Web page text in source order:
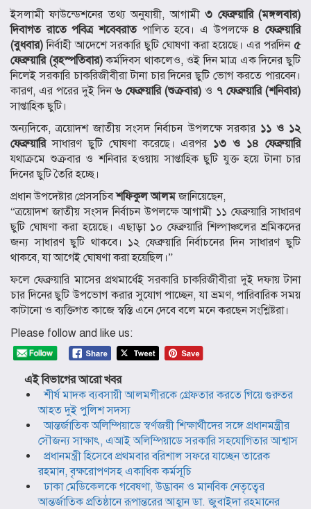
ইসলামী ফাউন্ডেশনের তথ্য অনুযায়ী, আগামী৩ ফেব্রুয়ারি (মঙ্গলবার)
দিবাগত রাতে পবিত্র শবেবরাতপালিত হবে। এ উপলক্ষে৪ ফেব্রুয়ারি
(বুধবার)নির্বাহী আদেশে সরকারি ছুটি ঘোষণা করা হয়েছে। এর পরদিন ৫
ফেব্রুয়ারি (বৃহস্পতিবার)কর্মদিবস থাকলেও, ওই দিন মাত্র এক দিনের ছুটি
নিলেই সরকারি চাকরিজীবীরা টানা চার দিনের ছুটি ভোগ করতে পারবেন।
কারণ, এর পরের দুই দিন৬ ফেব্রুয়ারি (শুক্রবার)ও ৭ ফেব্রুয়ারি (শনিবার)
সাপ্তাহিক ছুটি।
অন্যদিকে, ত্রয়োদশ জাতীয় সংসদ নির্বাচন উপলক্ষে সরকার ১১ ও ১২
ফেব্রুয়ারিসাধারণ ছুটি ঘোষণা করেছে। এরপর ১৩ ও ১৪ ফেব্রুয়ারি
যথাক্রমে শুক্রবার ও শনিবার হওয়ায় সাপ্তাহিক ছুটি যুক্ত হয়ে টানা চার
দিনের ছুটি তৈরি হচ্ছে।
প্রধান উপদেষ্টার প্রেসসচিবশফিকুল আলমজানিয়েছেন,
“ত্রয়োদশ জাতীয় সংসদ নির্বাচন উপলক্ষে আগামী ১১ ফেব্রুয়ারি সাধারণ
ছুটি ঘোষণা করা হয়েছে। এছাড়া ১০ ফেব্রুয়ারি শিল্পাঞ্চলের শ্রমিকদের
জন্য সাধারণ ছুটি থাকবে। ১২ ফেব্রুয়ারি নির্বাচনের দিন সাধারণ ছুটি
থাকবে, যা আগেই ঘোষণা করা হয়েছিল।”
ফলে ফেব্রুয়ারি মাসের প্রথমার্ধেই সরকারি চাকরিজীবীরা দুই দফায় টানা
চার দিনের ছুটি উপভোগ করার সুযোগ পাচ্ছেন, যা ভ্রমণ, পারিবারিক সময়
কাটানো ও ব্যক্তিগত কাজে স্বস্তি এনে দেবে বলে মনে করছেন সংশ্লিষ্টরা।
Please follow and like us:
এই বিভাগের আরো খবর
শীর্ষ মাদক ব্যবসায়ী আলমগীরকে গ্রেফতার করতে গিয়ে গুরুতর
আহত দুই পুলিশ সদস্য
আন্তর্জাতিক অলিম্পিয়াডে স্বর্ণজয়ী শিক্ষার্থীদের সঙ্গে প্রধানমন্ত্রীর
সৌজন্য সাক্ষাৎ, এআই অলিম্পিয়াডে সরকারি সহযোগিতার আশ্বাস
প্রধানমন্ত্রী হিসেবে প্রথমবার বরিশাল সফরে যাচ্ছেন তারেক
রহমান, বৃক্ষরোপণসহ একাধিক কর্মসূচি
ঢাকা মেডিকেলকে গবেষণা, উদ্ভাবন ও মানবিক নেতৃত্বের
আন্তর্জাতিক প্রতিষ্ঠানে রূপান্তরের আহ্বান ডা. জুবাইদা রহমানের